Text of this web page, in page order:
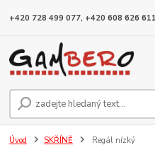
+420 728 499 077, +420 608 626 611
Úvod SKŘÍNĚ Regál nízký